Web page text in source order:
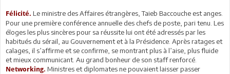
Félicité. Le ministre des Affaires étrangères, Taieb Baccouche est anges.
Pour une première conférence annuelle des chefs de poste, pari tenu. Les
éloges les plus sincères pour sa réussite lui ont été adressés par les
habitués du sérail, au Gouvernement et à la Présidence. Après ratages et
calages, il s’affirme et se confirme, se montrant plus à l’aise, plus fluide
et mieux communicant. Au grand bonheur de son staff renforcé.
Networking. Ministres et diplomates ne pouvaient laisser passer